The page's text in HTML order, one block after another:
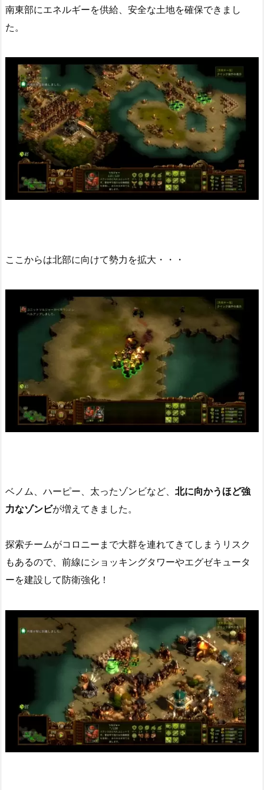
南東部にエネルギーを供給、安全な土地を確保できまし
た。
ここからは北部に向けて勢力を拡大・・・
ベノム、ハーピー、太ったゾンビなど、 北に向かうほど強
力なゾンビが増えてきました。
探索チームがコロニーまで大群を連れてきてしまうリスク
もあるので、前線にショッキングタワーやエグゼキュータ
ーを建設して防衛強化！